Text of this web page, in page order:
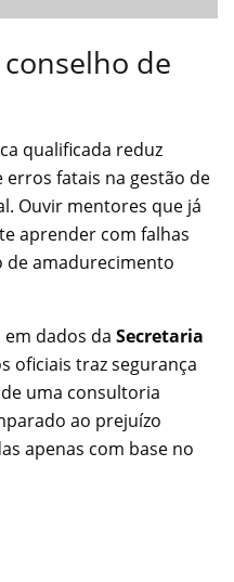
de
qualificada reduz
erros fatais na gestão de
Ouvir mentores que já
aprender com falhas
de amadurecimento
dados da Secretaria
oficiais traz segurança
uma consultoria
ao prejuízo
apenas com base no